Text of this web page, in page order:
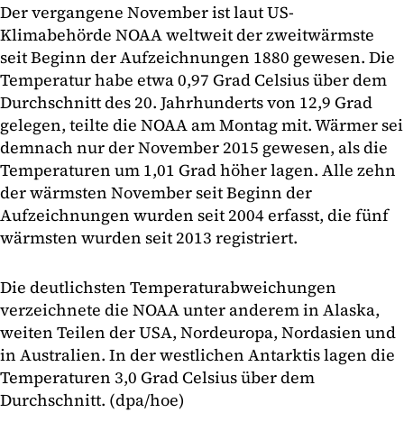
Der vergangene November ist laut US-
Klimabehörde NOAA weltweit der zweitwärmste
seit Beginn der Aufzeichnungen 1880 gewesen. Die
Temperatur habe etwa 0,97 Grad Celsius über dem
Durchschnitt des 20. Jahrhunderts von 12,9 Grad
gelegen, teilte die NOAA am Montag mit. Wärmer sei
demnach nur der November 2015 gewesen, als die
Temperaturen um 1,01 Grad höher lagen. Alle zehn
der wärmsten November seit Beginn der
Aufzeichnungen wurden seit 2004 erfasst, die fünf
wärmsten wurden seit 2013 registriert.
Die deutlichsten Temperaturabweichungen
verzeichnete die NOAA unter anderem in Alaska,
weiten Teilen der USA, Nordeuropa, Nordasien und
in Australien. In der westlichen Antarktis lagen die
Temperaturen 3,0 Grad Celsius über dem
Durchschnitt. (dpa/hoe)